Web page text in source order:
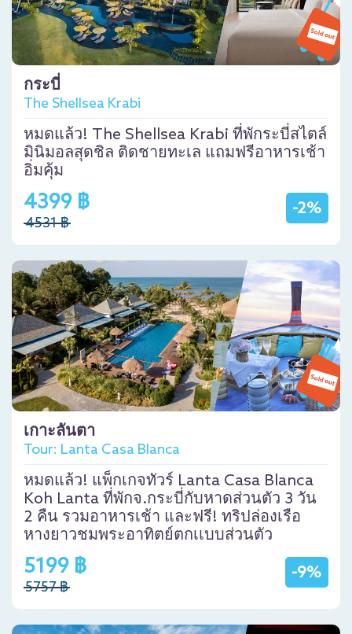
กระบี่
The Shellsea Krabi
หมดแล้ว! The Shellsea Krabi ที่พักระบี่สไตล์
มินิมอลสุดชิล ติดชายทะเล แถมฟรีอาหารเช้า
อิ่มคุ้ม
-2%
4399 ฿
4531 ฿
เกาะลันตา
Tour: Lanta Casa Blanca
หมดแล้ว! แพ็กเกจทัวร์ Lanta Casa Blanca
Koh Lanta ที่พักจ.กระบี่กับหาดส่วนตัว 3 วัน
2 คืน รวมอาหารเช้า และฟรี! ทริปล่องเรือ
หางยาวชมพระอาทิตย์ตกเเบบส่วนตัว
-9%
5199 ฿
5757 ฿